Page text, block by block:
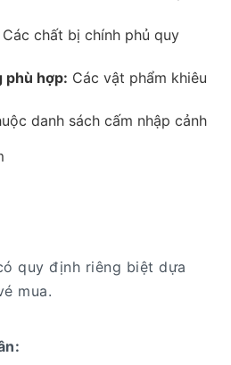
Các chất bị chính phủ quy
phù hợp: Các vật phẩm khiêu
danh sách cấm nhập cảnh
quy định riêng biệt dựa
mua.